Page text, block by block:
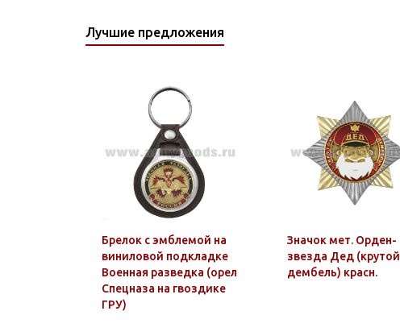
ТОВАРЫ
0163 ТОЛСТОВКИ
0165 ТЕЛЬНЯШКИ С
ВЫШИТЫМ РИСУНКОМ
Лучшие предложения
Брелок с эмблемой на
виниловой подкладке
Военная разведка (орел
Спецназа на гвоздике
ГРУ)
Значок мет. Орден-
звезда Дед (крутой
дембель) красн.